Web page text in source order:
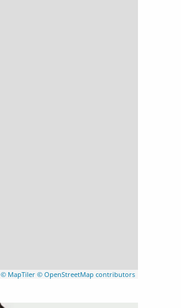
© MapTiler © OpenStreetMap contributors